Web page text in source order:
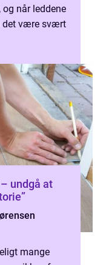
når leddene
det være svært
undgå at
mange